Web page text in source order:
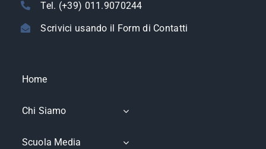
Tel. (+39) 011.9070244
Scrivici usando il Form di Contatti
Home
Chi Siamo
Scuola Media